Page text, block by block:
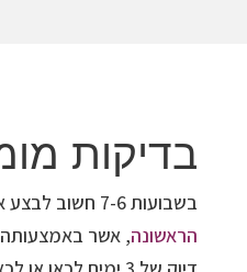
בדיקות
בשבועות 7-6 חשוב לבצע את
הראשונה, אשר באמצעותה